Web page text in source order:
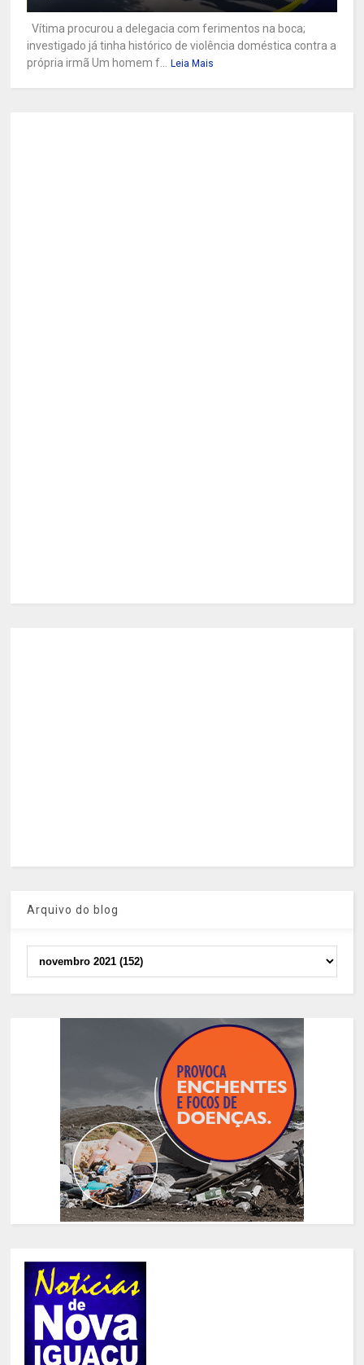
Vítima procurou a delegacia com ferimentos na boca;
investigado já tinha histórico de violência doméstica contra a
própria irmã Um homem f...
Leia Mais
Arquivo do blog